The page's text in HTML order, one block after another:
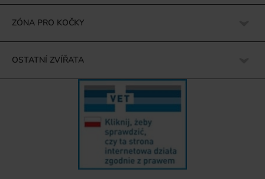
ZÓNA PRO KOČKY
OSTATNÍ ZVÍŘATA